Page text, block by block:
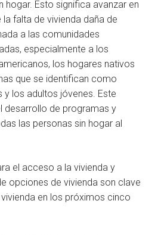
hogar. Esto significa avanzar en
falta de vivienda daña de
a las comunidades
especialmente a los
los hogares nativos
que se identifican como
y los adultos jóvenes. Este
desarrollo de programas y
las personas sin hogar al
el acceso a la vivienda y
opciones de vivienda son clave
en los próximos cinco